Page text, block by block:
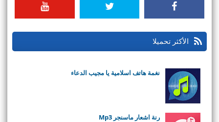
الأكثر تحميلا
نغمة هاتف اسلامية يا مجيب الدعاء
رنة اشعار ماسنجر Mp3